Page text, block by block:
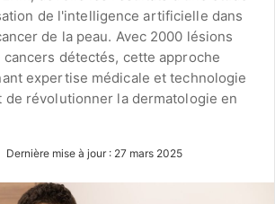
de l'intelligence artificielle dans
de la peau. Avec 2000 lésions
détectés, cette approche
expertise médicale et technologie
de révolutionner la dermatologie en
Dernière mise à jour : 27 mars 2025